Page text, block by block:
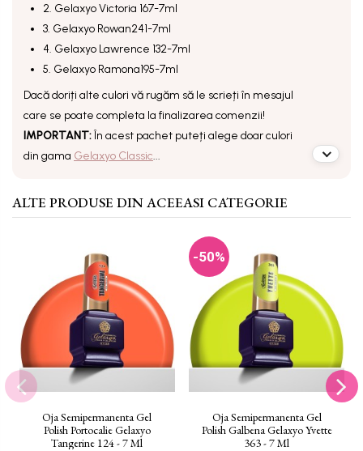
2. Gelaxyo Victoria 167-7ml
3. Gelaxyo Rowan241-7ml
4. Gelaxyo Lawrence 132-7ml
5. Gelaxyo Ramona195-7ml
Dacă doriți alte culori vă rugăm să le scrieți în mesajul
care se poate completa la finalizarea comenzii!
IMPORTANT:În acest pachet puteți alege doar culori
din gama Gelaxyo Classic...
ALTE PRODUSE DIN ACEEASI CATEGORIE
Oja Semipermanenta Gel
Polish Portocalie Gelaxyo
Tangerine 124 - 7 Ml
-50%
Oja Semipermanenta Gel
Polish Galbena Gelaxyo Yvette
363 - 7 Ml